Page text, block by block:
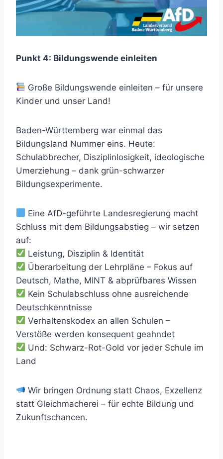
Punkt 4: Bildungswende einleiten
Große Bildungswende einleiten – für unsere
Kinder und unser Land!
Baden-Württemberg war einmal das
Bildungsland Nummer eins. Heute:
Schulabbrecher, Disziplinlosigkeit, ideologische
Umerziehung – dank grün-schwarzer
Bildungsexperimente.
Eine AfD-geführte Landesregierung macht
Schluss mit dem Bildungsabstieg – wir setzen
auf:
Leistung, Disziplin & Identität
Überarbeitung der Lehrpläne – Fokus auf
Deutsch, Mathe, MINT & abprüfbares Wissen
Kein Schulabschluss ohne ausreichende
Deutschkenntnisse
Verhaltenskodex an allen Schulen –
Verstöße werden konsequent geahndet
Und: Schwarz-Rot-Gold vor jeder Schule im
Land
Wir bringen Ordnung statt Chaos, Exzellenz
statt Gleichmacherei – für echte Bildung und
Zukunftschancen.